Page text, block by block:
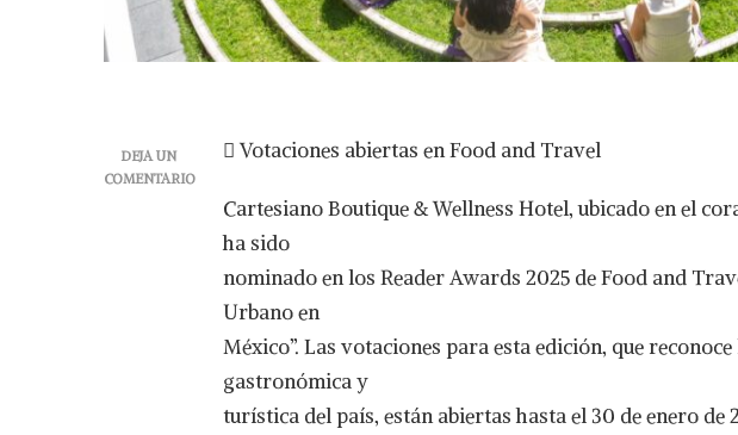
DEJA UN
COMENTARIO
NOMINADO
 Votaciones abiertas en Food and Travel
Cartesiano Boutique & Wellness Hotel, ubicado en el
ha sido
nominado en los Reader Awards 2025 de Food and
Urbano en
México”. Las votaciones para esta edición, que
gastronómica y
turística del país, están abiertas hasta el 30 de enero de